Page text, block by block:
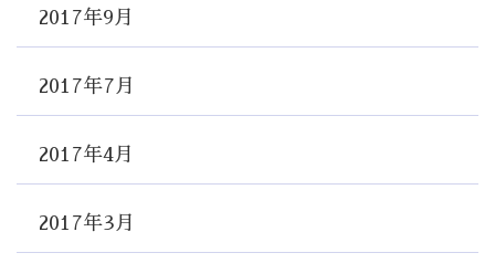
2017年9月
2017年7月
2017年4月
2017年3月